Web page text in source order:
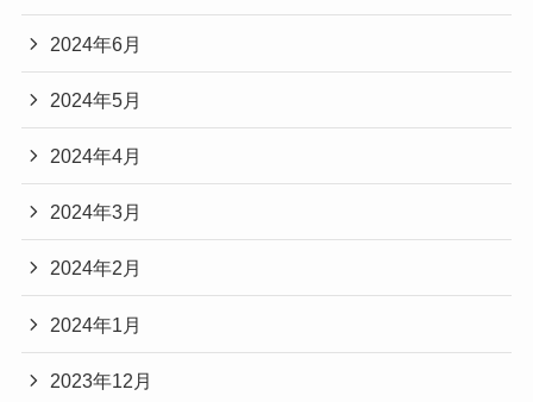
2024年6月
2024年5月
2024年4月
2024年3月
2024年2月
2024年1月
2023年12月